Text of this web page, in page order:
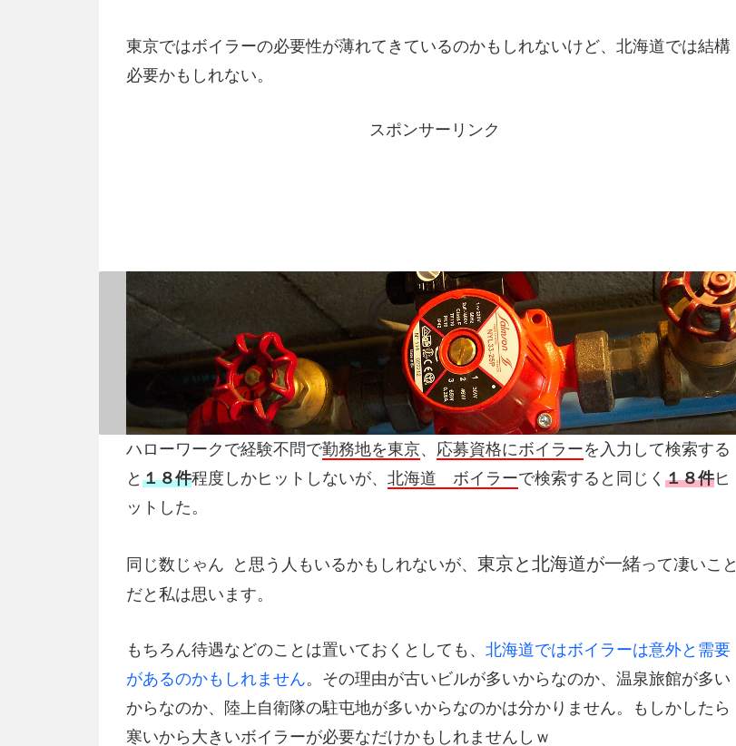
東京ではボイラーの必要性が薄れてきているのかもしれないけど、北海道では結構
必要かもしれない。
スポンサーリンク
ハローワークで経験不問で勤務地を東京、 応募資格にボイラーを入力して検索する
と １８件程度しかヒットしないが、 北海道 ボイラーで検索すると同じく １８件ヒ
ットした。
同じ数じゃん と思う人もいるかもしれないが、 東京と北海道が一緒って凄いこと
だと私は思います。
もちろん待遇などのことは置いておくとしても、 北海道ではボイラーは意外と需要
があるのかもしれません。その理由が古いビルが多いからなのか、温泉旅館が多い
からなのか、陸上自衛隊の駐屯地が多いからなのかは分かりません。もしかしたら
寒いから大きいボイラーが必要なだけかもしれませんしｗ